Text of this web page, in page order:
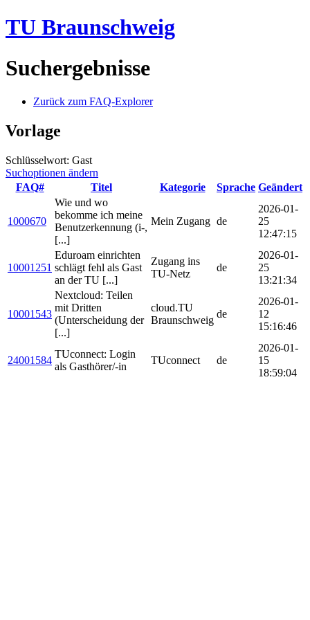
TU Braunschweig
Suchergebnisse
Zurück zum FAQ-Explorer
Vorlage
Schlüsselwort: Gast
Suchoptionen ändern
FAQ#
Titel Kategorie Sprache Geändert
1000670
Wie und wo
bekomme ich meine
Benutzerkennung (i-,
[...]
Mein Zugang de
2026-01-
25
12:47:15
10001251
Eduroam einrichten
schlägt fehl als Gast
an der TU [...]
Zugang ins
TU-Netz
de
2026-01-
25
13:21:34
10001543
Nextcloud: Teilen
mit Dritten
(Unterscheidung der
[...]
cloud.TU
Braunschweig
de
2026-01-
12
15:16:46
24001584
TUconnect: Login
als Gasthörer/-in
TUconnect de
2026-01-
15
18:59:04